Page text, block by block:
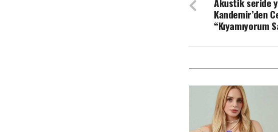
Kandemir’den
“Kıyamıyorum